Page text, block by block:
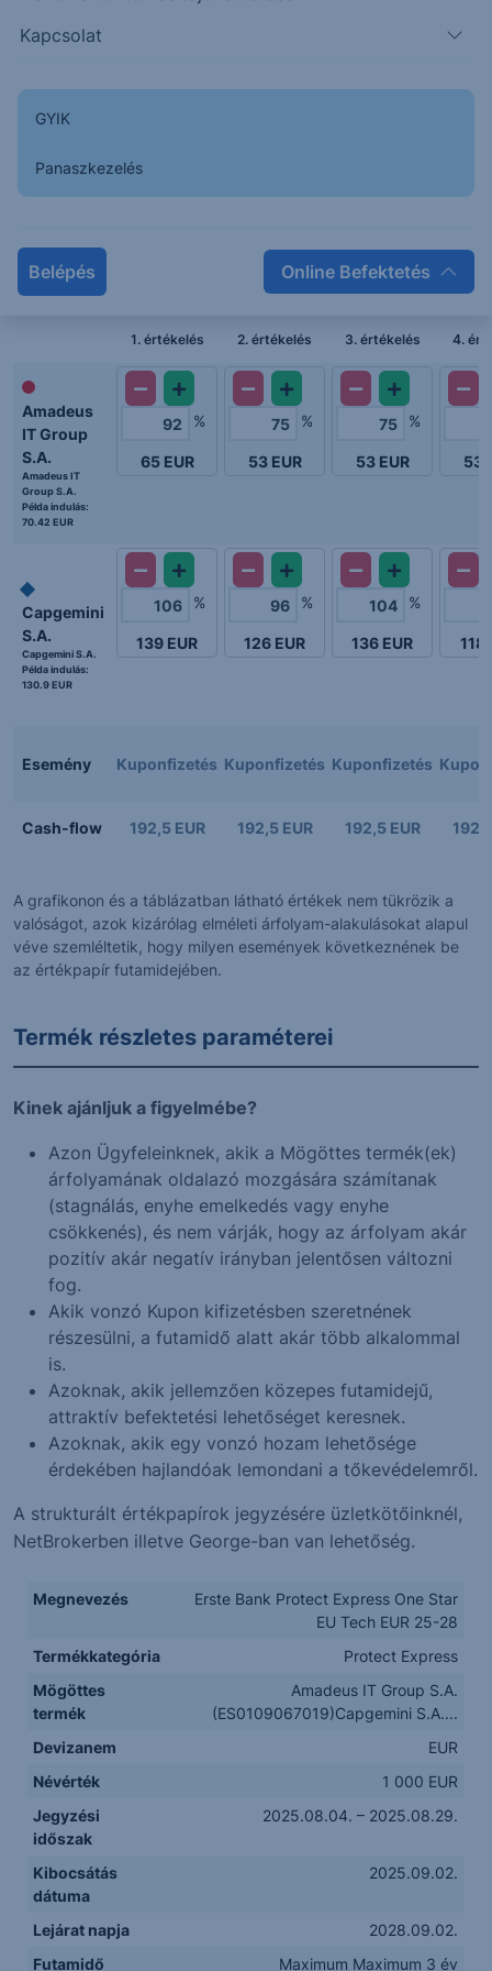
Kapcsolat
GYIK
Panaszkezelés
Belépés Online Befektetés
1. értékelési pont 3. értékelési pont18. hónap
4. értékelési pont
24. hónap
5. értékelési pont
30. hónap
6. értékelési pont
36. hónap
50%
150%
200%
1. értékelés 2. értékelés 3. értékelés 4.
Amadeus
IT Group
S.A.
Amadeus IT
Group S.A.
Példa indulás:
70.42 EUR
%
65 EUR
%
53 EUR
%
53 EUR 53
Capgemini
S.A.
Capgemini S.A.
Példa indulás:
130.9 EUR
%
139 EUR
%
126 EUR
%
136 EUR 118
Esemény Kuponfizetés Kuponfizetés Kuponfizetés
Cash-flow 192,5 EUR 192,5 EUR 192,5 EUR
A grafikonon és a táblázatban látható értékek nem tükrözik a
valóságot, azok kizárólag elméleti árfolyam-alakulásokat alapul
véve szemléltetik, hogy milyen események következnének be
az értékpapír futamidejében.
Termék részletes paraméterei
Kinek ajánljuk a figyelmébe?
Azon Ügyfeleinknek, akik a Mögöttes termék(ek)
árfolyamának oldalazó mozgására számítanak
(stagnálás, enyhe emelkedés vagy enyhe
csökkenés), és nem várják, hogy az árfolyam akár
pozitív akár negatív irányban jelentősen változni
fog.
Akik vonzó Kupon kifizetésben szeretnének
részesülni, a futamidő alatt akár több alkalommal
is.
Azoknak, akik jellemzően közepes futamidejű,
attraktív befektetési lehetőséget keresnek.
Azoknak, akik egy vonzó hozam lehetősége
érdekében hajlandóak lemondani a tőkevédelemről.
A strukturált értékpapírok jegyzésére üzletkötőinknél,
NetBrokerben illetve George-ban van lehetőség.
Megnevezés
Erste Bank Protect Express One Star
EU Tech EUR 25-28
Termékkategória
Protect Express
Mögöttes
termék
Amadeus IT Group S.A.
(ES0109067019)Capgemini S.A....
Devizanem
EUR
Névérték
1 000 EUR
Jegyzési
időszak
2025.08.04. – 2025.08.29.
Kibocsátás
dátuma
2025.09.02.
Lejárat napja
2028.09.02.
Futamidő
Maximum Maximum 3 év